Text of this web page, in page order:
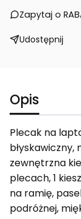
Zapytaj o
Udostępnij
Opis
Plecak na
zewnętrzna
plecach, 1
na ramię,
podróżnej,